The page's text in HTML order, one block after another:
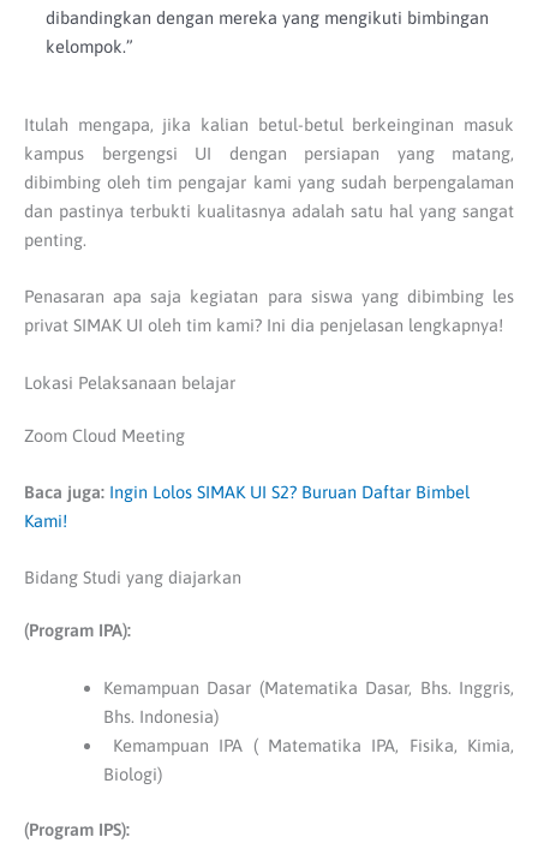
dibandingkan dengan mereka yang mengikuti bimbingan
kelompok.”
Itulah mengapa, jika kalian betul-betul berkeinginan masuk
kampus bergengsi UI dengan persiapan yang matang,
dibimbing oleh tim pengajar kami yang sudah berpengalaman
dan pastinya terbukti kualitasnya adalah satu hal yang sangat
penting.
Penasaran apa saja kegiatan para siswa yang dibimbing les
privat SIMAK UI oleh tim kami? Ini dia penjelasan lengkapnya!
Lokasi Pelaksanaan belajar
Zoom Cloud Meeting
Baca juga: Ingin Lolos SIMAK UI S2? Buruan Daftar Bimbel
Kami!
Bidang Studi yang diajarkan
(Program IPA):
Kemampuan Dasar (Matematika Dasar, Bhs. Inggris,
Bhs. Indonesia)
Kemampuan IPA ( Matematika IPA, Fisika, Kimia,
Biologi)
(Program IPS):